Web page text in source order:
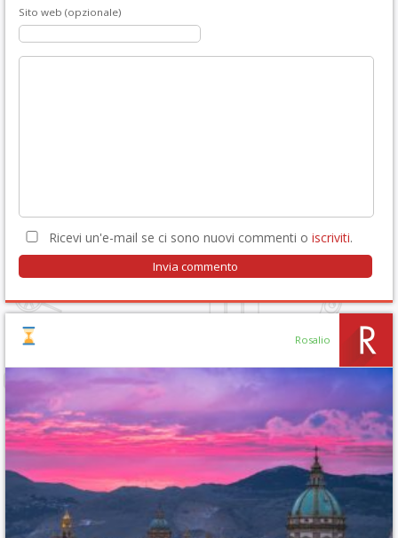
Sito web (opzionale)
Ricevi un'e-mail se ci sono nuovi commenti o iscriviti.
Rosalio